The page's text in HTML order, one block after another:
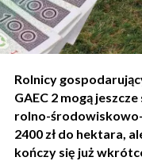
Rolnicy
GAEC 2 mogą
rolno-
2400 zł do hektara,
kończy się już